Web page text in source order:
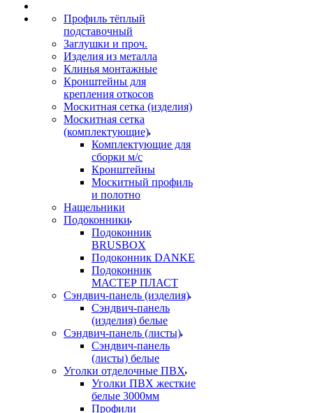
Профиль тёплый
подставочный
Заглушки и проч.
Изделия из металла
Клинья монтажные
Кронштейны для
крепления откосов
Москитная сетка (изделия)
Москитная сетка
(комплектующие)
Комплектующие для
сборки м/с
Кронштейны
Москитный профиль
и полотно
Нащельники
Подоконники
Подоконник
BRUSBOX
Подоконник DANKE
Подоконник
МАСТЕР ПЛАСТ
Сэндвич-панель (изделия)
Сэндвич-панель
(изделия) белые
Сэндвич-панель (листы)
Сэндвич-панель
(листы) белые
Уголки отделочные ПВХ
Уголки ПВХ жесткие
белые 3000мм
Профили